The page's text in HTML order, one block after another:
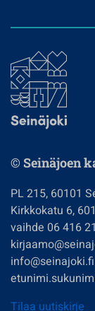
© Seinäjoen
PL 215, 60101
Kirkkokatu 6,
vaihde 06 416
info@seinajoki.fi
Tilaa uutiskirje